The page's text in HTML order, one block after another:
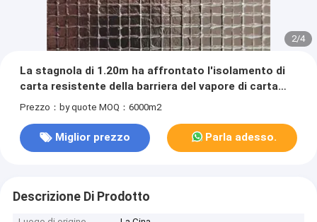
2/4
La stagnola di 1.20m ha affrontato l'isolamento di
carta resistente della barriera del vapore di carta
kraft
Prezzo：by quote MOQ：6000m2
Miglior prezzo Parla adesso.
Descrizione Di Prodotto